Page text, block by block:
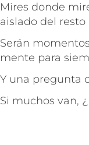
Mires donde
aislado del
Serán
mente para
Y una pregunta
Si muchos van,